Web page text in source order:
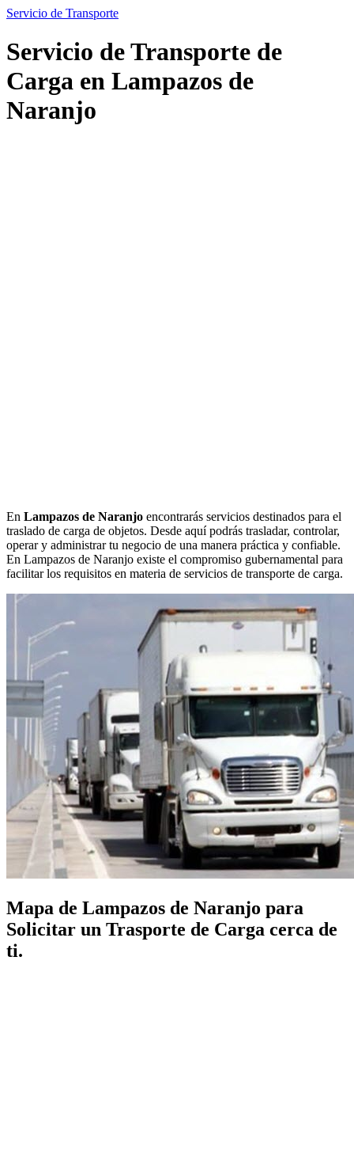
Servicio de Transporte
Servicio de Transporte de
Carga en Lampazos de
Naranjo
En Lampazos de Naranjo encontrarás servicios destinados para el
traslado de carga de objetos. Desde aquí podrás trasladar, controlar,
operar y administrar tu negocio de una manera práctica y confiable.
En Lampazos de Naranjo existe el compromiso gubernamental para
facilitar los requisitos en materia de servicios de transporte de carga.
Mapa de Lampazos de Naranjo para
Solicitar un Trasporte de Carga cerca de
ti.